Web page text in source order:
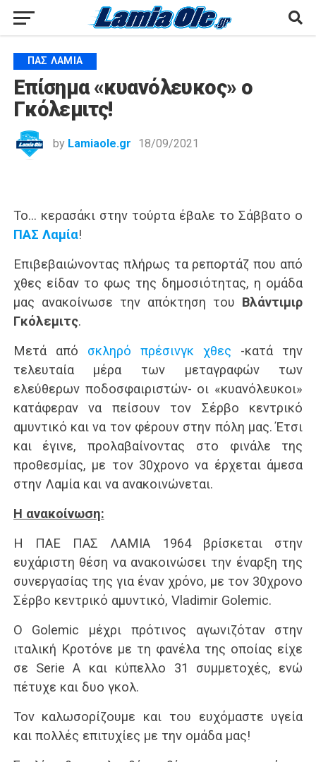
ΠΑΣ ΛΑΜΊΑ
Επίσημα «κυανόλευκος» ο
Γκόλεμιτς!
by Lamiaole.gr 18/09/2021
Το… κερασάκι στην τούρτα έβαλε το Σάββατο ο
ΠΑΣ Λαμία!
Επιβεβαιώνοντας πλήρως τα ρεπορτάζ που από
χθες είδαν το φως της δημοσιότητας, η ομάδα
μας ανακοίνωσε την απόκτηση του Βλάντιμιρ
Γκόλεμιτς.
Μετά από σκληρό πρέσινγκ χθες -κατά την
τελευταία μέρα των μεταγραφών των
ελεύθερων ποδοσφαιριστών- οι «κυανόλευκοι»
κατάφεραν να πείσουν τον Σέρβο κεντρικό
αμυντικό και να τον φέρουν στην πόλη μας. Έτσι
και έγινε, προλαβαίνοντας στο φινάλε της
προθεσμίας, με τον 30χρονο να έρχεται άμεσα
στην Λαμία και να ανακοινώνεται.
Η ανακοίνωση:
Η ΠΑΕ ΠΑΣ ΛΑΜΙΑ 1964 βρίσκεται στην
ευχάριστη θέση να ανακοινώσει την έναρξη της
συνεργασίας της για έναν χρόνο, με τον 30χρονο
Σέρβο κεντρικό αμυντικό, Vladimir Golemic.
Ο Golemic μέχρι πρότινος αγωνιζόταν στην
ιταλική Κροτόνε με τη φανέλα της οποίας είχε
σε Serie A και κύπελλο 31 συμμετοχές, ενώ
πέτυχε και δυο γκολ.
Τον καλωσορίζουμε και του ευχόμαστε υγεία
και πολλές επιτυχίες με την ομάδα μας!